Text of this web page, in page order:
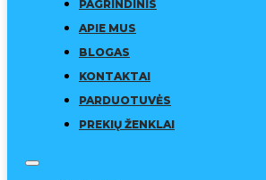
PAGRINDINIS
APIE MUS
BLOGAS
KONTAKTAI
PARDUOTUVĖS
PREKIŲ ŽENKLAI